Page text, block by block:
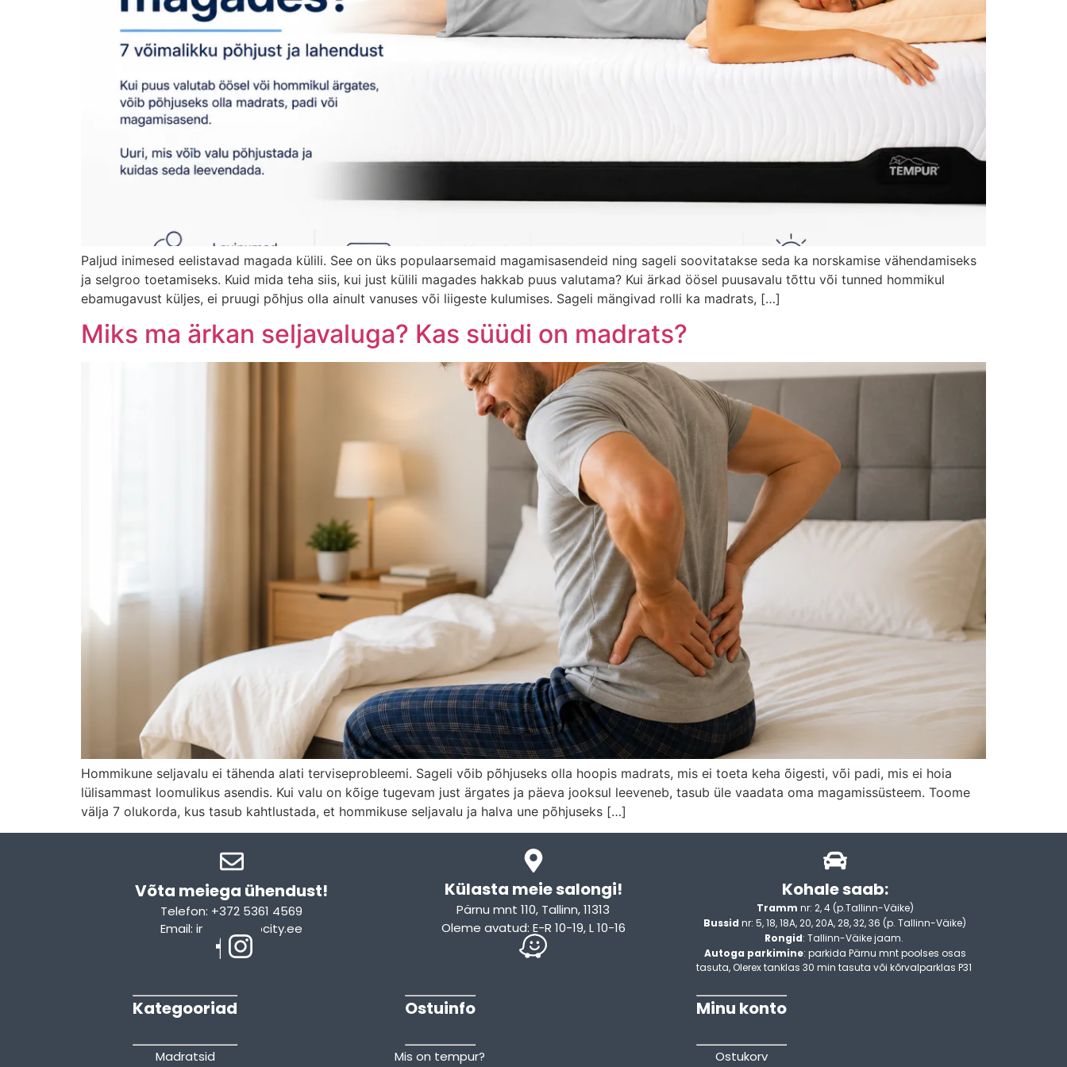
Paljud inimesed eelistavad magada külili. See on üks populaarsemaid magamisasendeid ning sageli soovitatakse seda ka norskamise vähendamiseks
ja selgroo toetamiseks. Kuid mida teha siis, kui just külili magades hakkab puus valutama? Kui ärkad öösel puusavalu tõttu või tunned hommikul
ebamugavust küljes, ei pruugi põhjus olla ainult vanuses või liigeste kulumises. Sageli mängivad rolli ka madrats, […]
Miks ma ärkan seljavaluga? Kas süüdi on madrats?
Hommikune seljavalu ei tähenda alati terviseprobleemi. Sageli võib põhjuseks olla hoopis madrats, mis ei toeta keha õigesti, või padi, mis ei hoia
lülisammast loomulikus asendis. Kui valu on kõige tugevam just ärgates ja päeva jooksul leeveneb, tasub üle vaadata oma magamissüsteem. Toome
välja 7 olukorda, kus tasub kahtlustada, et hommikuse seljavalu ja halva une põhjuseks […]
Võta meiega ühendust!​
Telefon: +372 5361 4569
Email: info@sleepcity.ee
Külasta meie salongi!
Pärnu mnt 110, Tallinn, 11313
Oleme avatud: E-R 10-19, L 10-16
Kohale saab:
Tramm nr: 2, 4 (p.Tallinn-Väike)
Bussid nr: 5, 18, 18A, 20, 20A, 28, 32, 36 (p. Tallinn-Väike)
Rongid: Tallinn-Väike jaam.
Autoga parkimine: parkida Pärnu mnt poolses osas
tasuta, Olerex tanklas 30 min tasuta või kõrvalparklas P31
Kategooriad
Madratsid
Ostuinfo
Mis on tempur?
Minu konto
Ostukorv